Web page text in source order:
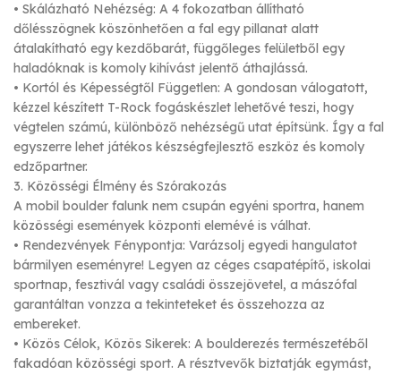
• Skálázható Nehézség: A 4 fokozatban állítható
dőlésszögnek köszönhetően a fal egy pillanat alatt
átalakítható egy kezdőbarát, függőleges felületből egy
haladóknak is komoly kihívást jelentő áthajlássá.
• Kortól és Képességtől Független: A gondosan válogatott,
kézzel készített T-Rock fogáskészlet lehetővé teszi, hogy
végtelen számú, különböző nehézségű utat építsünk. Így a fal
egyszerre lehet játékos készségfejlesztő eszköz és komoly
edzőpartner.
3. Közösségi Élmény és Szórakozás
A mobil boulder falunk nem csupán egyéni sportra, hanem
közösségi események központi elemévé is válhat.
• Rendezvények Fénypontja: Varázsolj egyedi hangulatot
bármilyen eseményre! Legyen az céges csapatépítő, iskolai
sportnap, fesztivál vagy családi összejövetel, a mászófal
garantáltan vonzza a tekinteteket és összehozza az
embereket.
• Közös Célok, Közös Sikerek: A boulderezés természetéből
fakadóan közösségi sport. A résztvevők biztatják egymást,